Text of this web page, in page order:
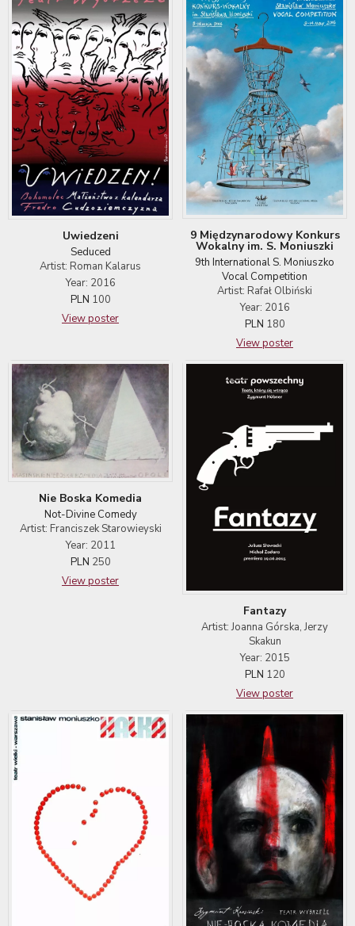
Uwiedzeni
Seduced
Artist: Roman Kalarus
Year: 2016
PLN 100
View poster
9 Międzynarodowy Konkurs
Wokalny im. S. Moniuszki
9th International S. Moniuszko
Vocal Competition
Artist: Rafał Olbiński
Year: 2016
PLN 180
View poster
Nie Boska Komedia
Not-Divine Comedy
Artist: Franciszek Starowieyski
Year: 2011
PLN 250
View poster
Fantazy
Artist: Joanna Górska, Jerzy
Skakun
Year: 2015
PLN 120
View poster